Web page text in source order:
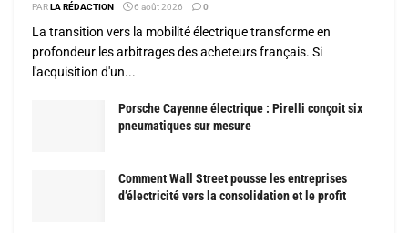
PARLA RÉDACTION 6 août 2026 0
La transition vers la mobilité électrique transforme en
profondeur les arbitrages des acheteurs français. Si
l'acquisition d'un...
Porsche Cayenne électrique : Pirelli conçoit six
pneumatiques sur mesure
Comment Wall Street pousse les entreprises
d’électricité vers la consolidation et le profit